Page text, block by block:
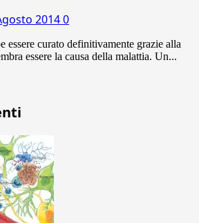
20140
essere curato definitivamente grazie alla
essere la causa della malattia. Un...